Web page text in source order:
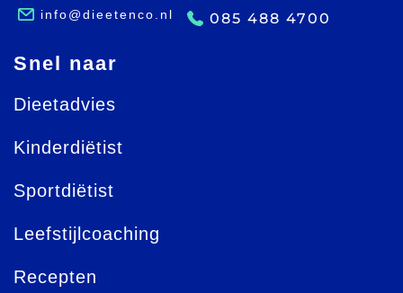
info@dieetenco.nl 085 488 4700
Snel naar
Dieetadvies
Kinderdiëtist
Sportdiëtist
Leefstijlcoaching
Recepten